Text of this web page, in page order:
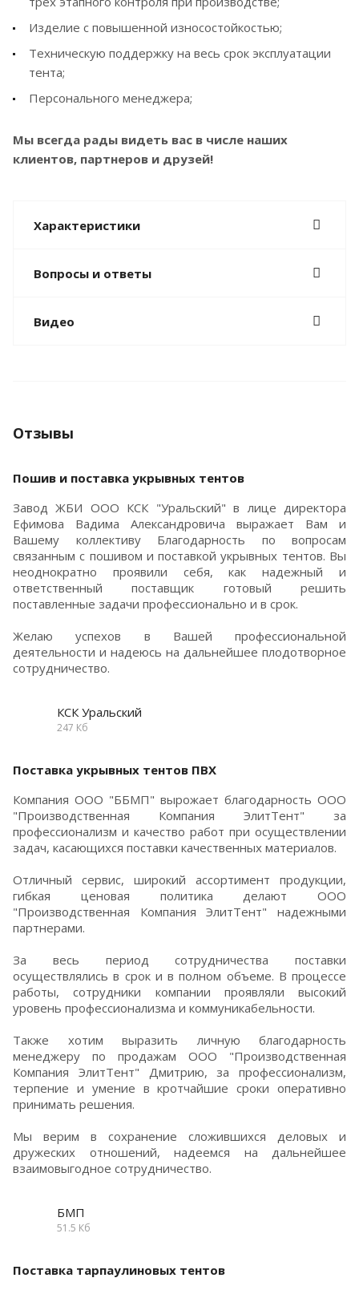
Изделие с повышенной износостойкостью;
Техническую поддержку на весь срок эксплуатации
тента;
Персонального менеджера;
Мы всегда рады видеть вас в числе наших
клиентов, партнеров и друзей!
Характеристики
Вопросы и ответы
Видео
Отзывы
Пошив и поставка укрывных тентов
Завод ЖБИ ООО КСК "Уральский" в лице директора
Ефимова Вадима Александровича выражает Вам и
Вашему коллективу Благодарность по вопросам
связанным с пошивом и поставкой укрывных тентов. Вы
неоднократно проявили себя, как надежный и
ответственный поставщик готовый решить
поставленные задачи профессионально и в срок.
Желаю успехов в Вашей профессиональной
деятельности и надеюсь на дальнейшее плодотворное
сотрудничество.
КСК Уральский
247 Кб
Поставка укрывных тентов ПВХ
Компания ООО "ББМП" вырожает благодарность ООО
"Производственная Компания ЭлитТент" за
профессионализм и качество работ при осуществлении
задач, касающихся поставки качественных материалов.
Отличный сервис, широкий ассортимент продукции,
гибкая ценовая политика делают ООО
"Производственная Компания ЭлитТент" надежными
партнерами.
За весь период сотрудничества поставки
осуществлялись в срок и в полном объеме. В процессе
работы, сотрудники компании проявляли высокий
уровень профессионализма и коммуникабельности.
Также хотим выразить личную благодарность
менеджеру по продажам ООО "Производственная
Компания ЭлитТент" Дмитрию, за профессионализм,
терпение и умение в кротчайшие сроки оперативно
принимать решения.
Мы верим в сохранение сложившихся деловых и
дружеских отношений, надеемся на дальнейшее
взаимовыгодное сотрудничество.
БМП
51.5 Кб
Поставка тарпаулиновых тентов